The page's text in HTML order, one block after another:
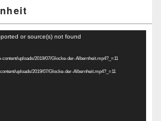
or source(s) not found
uploads/2019/07/Glocke-der-Albernheit.mp4?_=11
uploads/2019/07/Glocke-der-Albernheit.mp4?_=11